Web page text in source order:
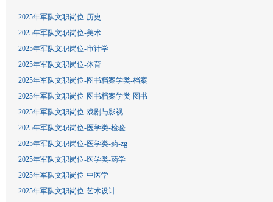
2025年军队文职岗位-历史
2025年军队文职岗位-美术
2025年军队文职岗位-审计学
2025年军队文职岗位-体育
2025年军队文职岗位-图书档案学类-档案
2025年军队文职岗位-图书档案学类-图书
2025年军队文职岗位-戏剧与影视
2025年军队文职岗位-医学类-检验
2025年军队文职岗位-医学类-药-zg
2025年军队文职岗位-医学类-药学
2025年军队文职岗位-中医学
2025年军队文职岗位-艺术设计